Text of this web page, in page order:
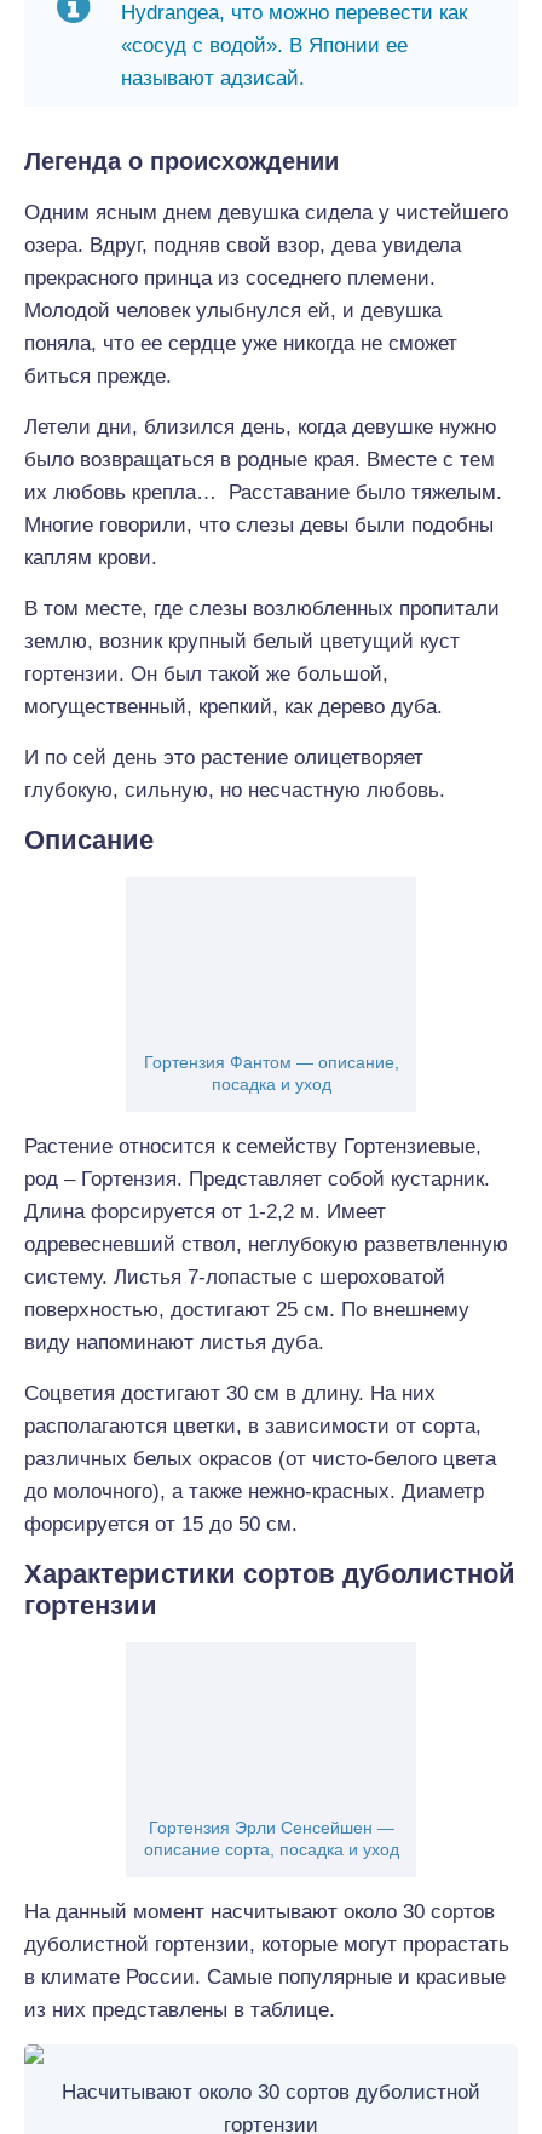
Hydrangea, что можно перевести как
«сосуд с водой». В Японии ее
называют адзисай.
Легенда о происхождении
Одним ясным днем девушка сидела у чистейшего
озера. Вдруг, подняв свой взор, дева увидела
прекрасного принца из соседнего племени.
Молодой человек улыбнулся ей, и девушка
поняла, что ее сердце уже никогда не сможет
биться прежде.
Летели дни, близился день, когда девушке нужно
было возвращаться в родные края. Вместе с тем
их любовь крепла… Расставание было тяжелым.
Многие говорили, что слезы девы были подобны
каплям крови.
В том месте, где слезы возлюбленных пропитали
землю, возник крупный белый цветущий куст
гортензии. Он был такой же большой,
могущественный, крепкий, как дерево дуба.
И по сей день это растение олицетворяет
глубокую, сильную, но несчастную любовь.
Описание
Гортензия Фантом — описание,
посадка и уход
Растение относится к семейству Гортензиевые,
род – Гортензия. Представляет собой кустарник.
Длина форсируется от 1-2,2 м. Имеет
одревесневший ствол, неглубокую разветвленную
систему. Листья 7-лопастые с шероховатой
поверхностью, достигают 25 см. По внешнему
виду напоминают листья дуба.
Соцветия достигают 30 см в длину. На них
располагаются цветки, в зависимости от сорта,
различных белых окрасов (от чисто-белого цвета
до молочного), а также нежно-красных. Диаметр
форсируется от 15 до 50 см.
Характеристики сортов дуболистной
гортензии
Гортензия Эрли Сенсейшен —
описание сорта, посадка и уход
На данный момент насчитывают около 30 сортов
дуболистной гортензии, которые могут прорастать
в климате России. Самые популярные и красивые
из них представлены в таблице.
Насчитывают около 30 сортов дуболистной
гортензии